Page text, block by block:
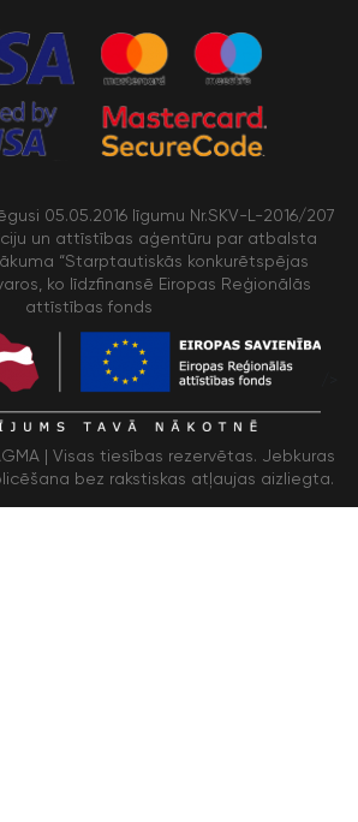
05.05.2016 līgumu Nr.SKV-L-2016/207
un attīstības aģentūru par atbalsta
“Starptautiskās konkurētspējas
ko līdzfinansē Eiropas Reģionālās
attīstības fonds
| Visas tiesības rezervētas. Jebkuras
bez rakstiskas atļaujas aizliegta.